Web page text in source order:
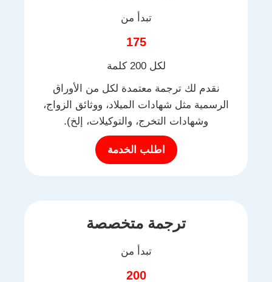
تبدأ من
175
لكل 200 كلمة
نقدم لك ترجمة معتمدة لكل من الأوراق
الرسمية مثل شهادات الميلاد، ووثائق الزواج،
وشهادات التخرج، والتوكيلات، إلخ).
اطلب الخدمة
ترجمة متخصصة
تبدأ من
200